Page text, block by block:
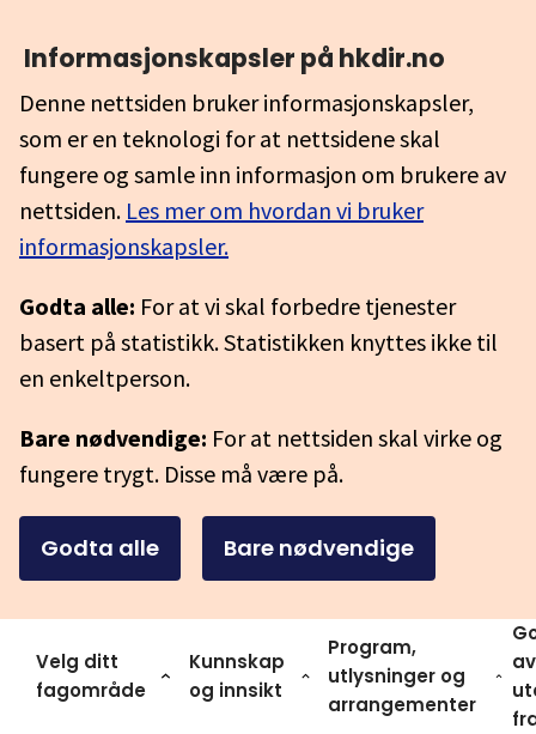
Informasjonskapsler på hkdir.no
Denne nettsiden bruker informasjonskapsler,
som er en teknologi for at nettsidene skal
fungere og samle inn informasjon om brukere av
nettsiden. Les mer om hvordan vi bruker
informasjonskapsler.
Godta alle: For at vi skal forbedre tjenester
basert på statistikk. Statistikken knyttes ikke til
en enkeltperson.
Bare nødvendige: For at nettsiden skal virke og
fungere trygt. Disse må være på.
Godta alle Bare nødvendige
Velg ditt
fagområde
Kunnskap
og innsikt
Program,
utlysninger og
arrangementer
av